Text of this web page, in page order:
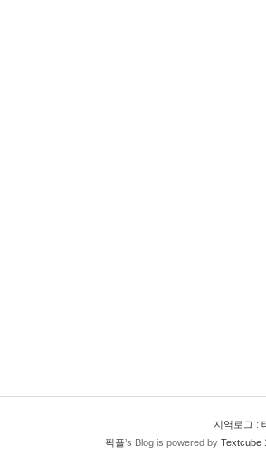
지역로그 :
픽플’s Blog is powered by Textcube